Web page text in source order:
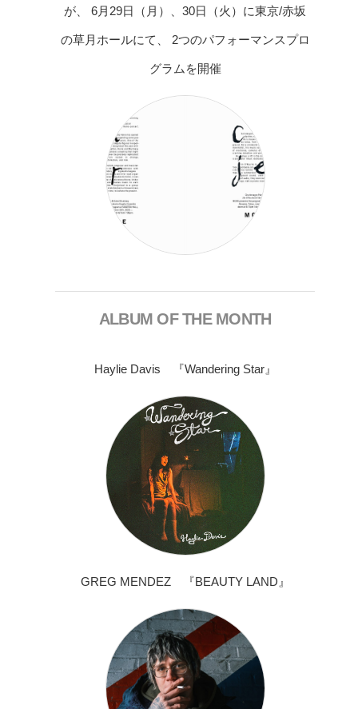
が、 6月29日（月）、30日（火）に東京/赤坂
の草月ホールにて、 2つのパフォーマンスプロ
グラムを開催
ALBUM OF THE MONTH
Haylie Davis 『Wandering Star』
GREG MENDEZ 『BEAUTY LAND』